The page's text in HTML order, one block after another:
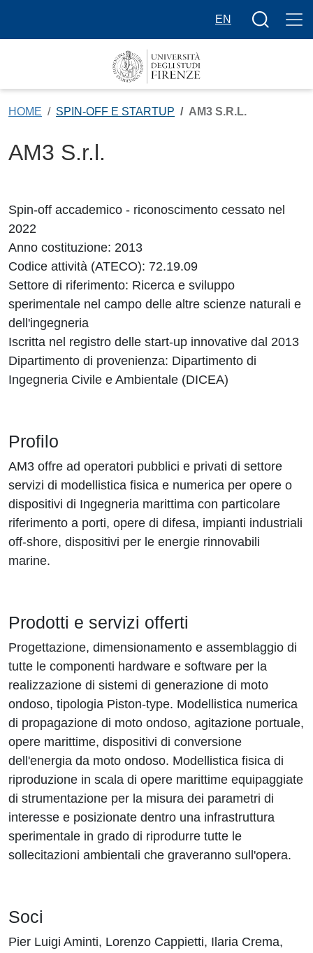
EN
Bottone
HOME SPIN-OFF E STARTUP AM3 S.R.L.
AM3 S.r.l.
Spin-off accademico - riconoscimento cessato nel
2022
Anno costituzione: 2013
Codice attività (ATECO): 72.19.09
Settore di riferimento: Ricerca e sviluppo
sperimentale nel campo delle altre scienze naturali e
dell'ingegneria
Iscritta nel registro delle start-up innovative dal 2013
Dipartimento di provenienza: Dipartimento di
Ingegneria Civile e Ambientale (DICEA)
Profilo
AM3 offre ad operatori pubblici e privati di settore
servizi di modellistica fisica e numerica per opere o
dispositivi di Ingegneria marittima con particolare
riferimento a porti, opere di difesa, impianti industriali
off-shore, dispositivi per le energie rinnovabili
marine.
Prodotti e servizi offerti
Progettazione, dimensionamento e assemblaggio di
tutte le componenti hardware e software per la
realizzazione di sistemi di generazione di moto
ondoso, tipologia Piston-type. Modellistica numerica
di propagazione di moto ondoso, agitazione portuale,
opere marittime, dispositivi di conversione
dell'energia da moto ondoso. Modellistica fisica di
riproduzione in scala di opere marittime equipaggiate
di strumentazione per la misura dei parametri di
interesse e posizionate dentro una infrastruttura
sperimentale in grado di riprodurre tutte le
sollecitazioni ambientali che graveranno sull'opera.
Soci
Pier Luigi Aminti, Lorenzo Cappietti, Ilaria Crema,